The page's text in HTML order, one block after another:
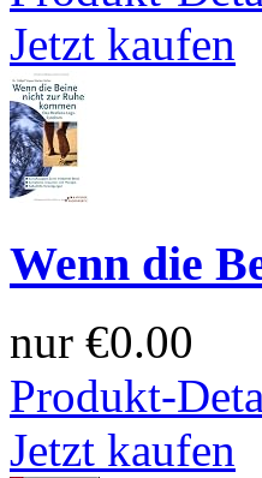
Jetzt kaufen
Wenn die
nur €0.00
Produkt-
Jetzt kaufen